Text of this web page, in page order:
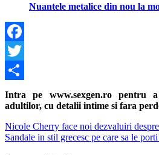
Nuantele metalice din nou la
Facebook
Twitter
Share
Intra pe www.sexgen.ro pentru
adultilor, cu detalii intime si fara
Navigare
în
Previous
Post:
Nicole Cherry face noi dezvaluiri
Next
Sandale in stil grecesc pe care sa le